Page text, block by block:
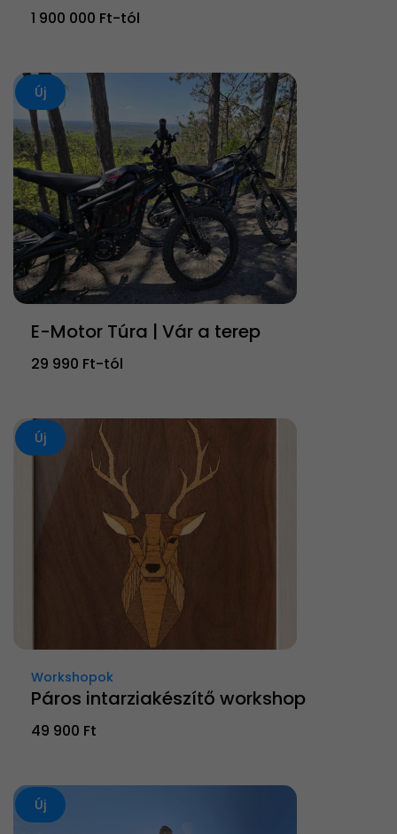
1 900 000 Ft-tól
Új
E-Motor Túra | Vár a terep
29 990 Ft-tól
Új
Workshopok
Páros intarziakészítő workshop
49 900 Ft
Új